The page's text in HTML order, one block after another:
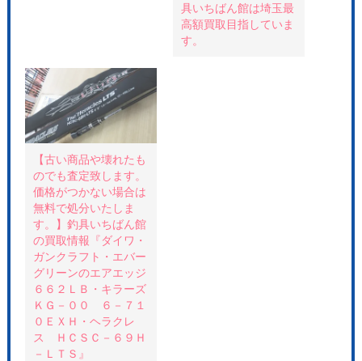
ド
ウ
で
開
き
ま
す
)
)
具いちばん館は埼玉最
高額買取目指していま
す。
【古い商品や壊れたも
のでも査定致します。
価格がつかない場合は
無料で処分いたしま
す。】釣具いちばん館
の買取情報『ダイワ・
ガンクラフト・エバー
グリーンのエアエッジ
６６２ＬＢ・キラーズ
ＫＧ－００ ６－７１
０ＥＸＨ・ヘラクレ
ス ＨＣＳＣ－６９Ｈ
－ＬＴＳ』